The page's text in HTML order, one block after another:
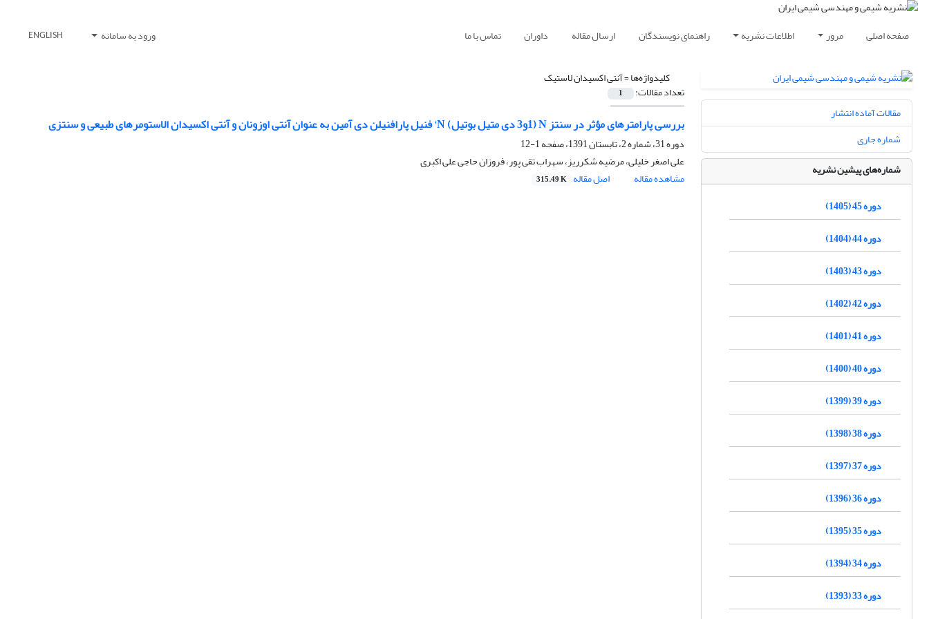
صفحه اصلی مرور اطلاعات نشریه راهنمای نویسندگان ارسال مقاله داوران تماس با ما ورود به سامانه ENGLISH
کلیدواژه‌ها =آنتی اکسیدان لاستیک
تعداد مقالات: 1
بررسی پارامترهای مؤثر در سنتز N (1و3 دی متیل بوتیل) N' فنیل پارافنیلن دی آمین به عنوان آنتی اوزونان و آنتی اکسیدان الاستومرهای طبیعی و سنتزی
دوره 31، شماره 2، تابستان 1391، صفحه
1-12
علی اصغر خلیلی، مرضیه شکرریز، سهراب تقی پور، فروزان حاجی علی اکبری
مشاهده مقاله
اصل مقاله 315.49 K
مقالات آماده انتشار
شماره جاری
شماره‌های پیشین نشریه
دوره 45 (1405)
دوره 44 (1404)
دوره 43 (1403)
دوره 42 (1402)
دوره 41 (1401)
دوره 40 (1400)
دوره 39 (1399)
دوره 38 (1398)
دوره 37 (1397)
دوره 36 (1396)
دوره 35 (1395)
دوره 34 (1394)
دوره 33 (1393)